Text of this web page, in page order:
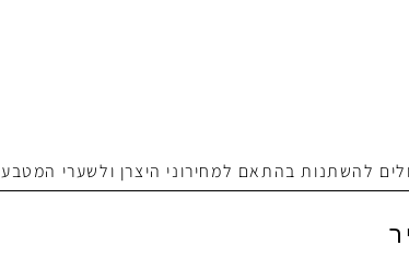
להשתנות בהתאם למחירוני היצרן ולשערי המטבע